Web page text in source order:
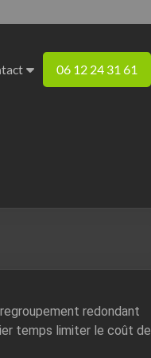
06 12 24 31 61
redondant
temps limiter le coût de